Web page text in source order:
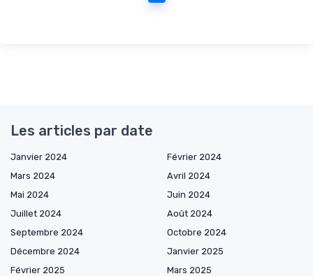
Les articles par date
Janvier 2024
Février 2024
Mars 2024
Avril 2024
Mai 2024
Juin 2024
Juillet 2024
Août 2024
Septembre 2024
Octobre 2024
Décembre 2024
Janvier 2025
Février 2025
Mars 2025